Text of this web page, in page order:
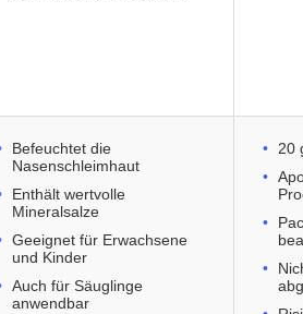
Befeuchtet die
Nasenschleimhaut
Enthält wertvolle
Mineralsalze
Geeignet für Erwachsene
und Kinder
Auch für Säuglinge
anwendbar
20